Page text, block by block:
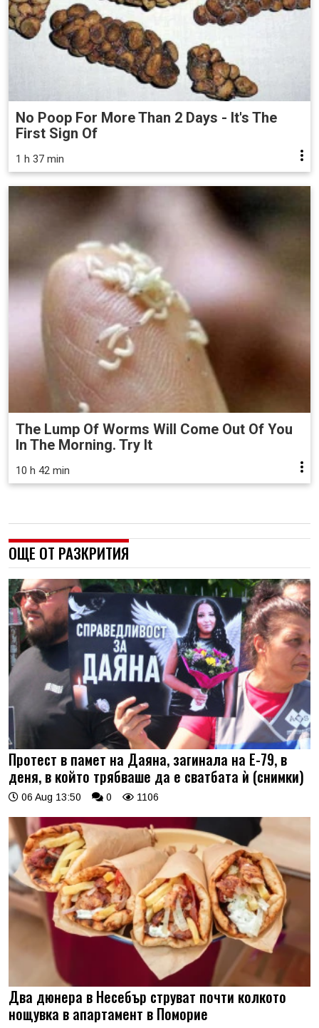
No Poop For More Than 2 Days - It's The
First Sign Of
1 h 37 min
The Lump Of Worms Will Come Out Of You
In The Morning. Try It
10 h 42 min
ОЩЕ ОТ РАЗКРИТИЯ
Протест в памет на Даяна, загинала на Е-79, в
деня, в който трябваше да е сватбата ѝ (снимки)
06 Aug 13:50 0 1106
Два дюнера в Несебър струват почти колкото
нощувка в апартамент в Поморие